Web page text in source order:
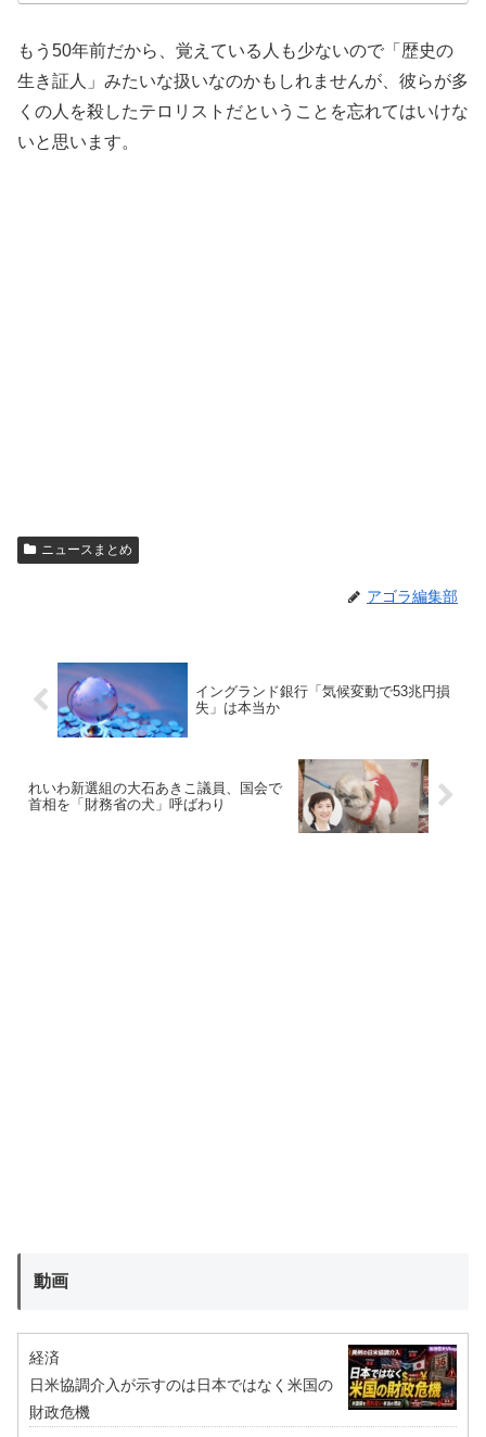
もう50年前だから、覚えている人も少ないので「歴史の
生き証人」みたいな扱いなのかもしれませんが、彼らが多
くの人を殺したテロリストだということを忘れてはいけな
いと思います。
ニュースまとめ
アゴラ編集部
イングランド銀行「気候変動で53兆円損
失」は本当か
れいわ新選組の大石あきこ議員、国会で
首相を「財務省の犬」呼ばわり
動画
経済
日米協調介入が示すのは日本ではなく米国の
財政危機